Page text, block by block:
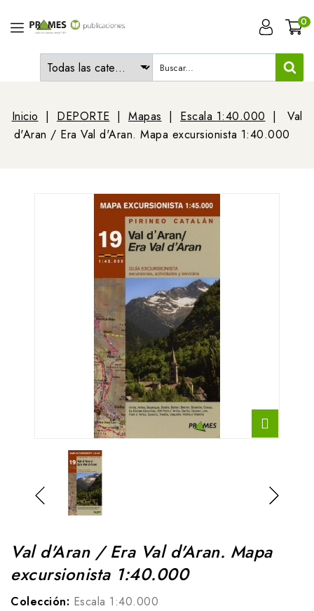
0
Inicio DEPORTE Mapas Escala 1:40.000
Val
d'Aran / Era Val d'Aran. Mapa excursionista 1:40.000
Val d'Aran / Era Val d'Aran. Mapa
excursionista 1:40.000
Colección: Escala 1:40.000